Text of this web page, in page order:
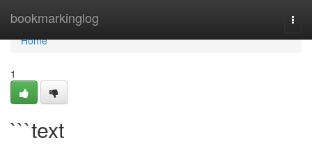
bookmarkinglog
Home
Home
1
```text